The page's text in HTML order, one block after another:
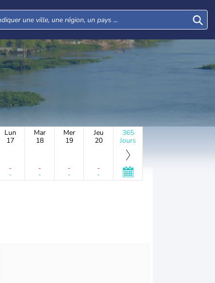
Lun
17
-
-
Mar
18
-
-
Mer
19
-
-
Jeu
20
-
-
365
Jours